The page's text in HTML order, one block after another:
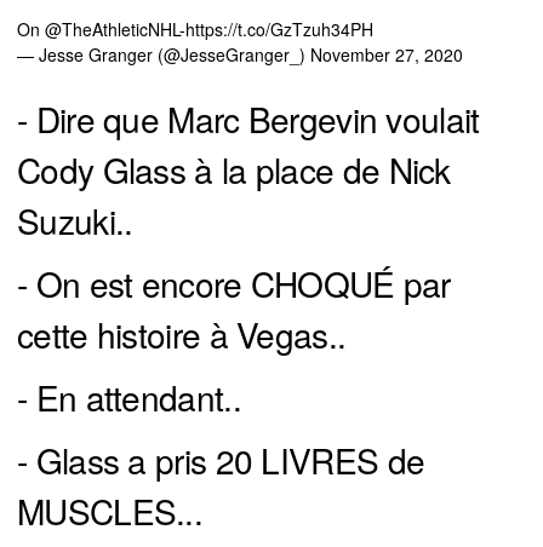
On @TheAthleticNHL-https://t.co/GzTzuh34PH
— Jesse Granger (@JesseGranger_) November 27, 2020
- Dire que Marc Bergevin voulait
Cody Glass à la place de Nick
Suzuki..
- On est encore CHOQUÉ par
cette histoire à Vegas..
- En attendant..
- Glass a pris 20 LIVRES de
MUSCLES...